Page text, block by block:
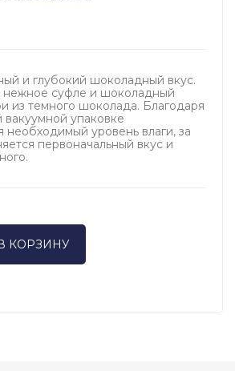
и глубокий шоколадный вкус.
нежное суфле и шоколадный
из темного шоколада. Благодаря
упаковке
необходимый уровень влаги, за
первоначальный вкус и
КОРЗИНУ